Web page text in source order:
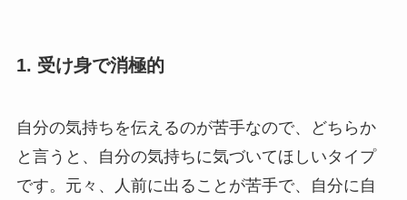
1. 受け身で消極的
自分の気持ちを伝えるのが苦手なので、どちらか
と言うと、自分の気持ちに気づいてほしいタイプ
です。元々、人前に出ることが苦手で、自分に自